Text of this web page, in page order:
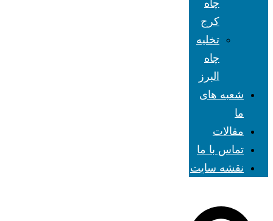
چاه
کرج
تخلیه
چاه
البرز
شعبه های
ما
مقالات
تماس با ما
نقشه سایت